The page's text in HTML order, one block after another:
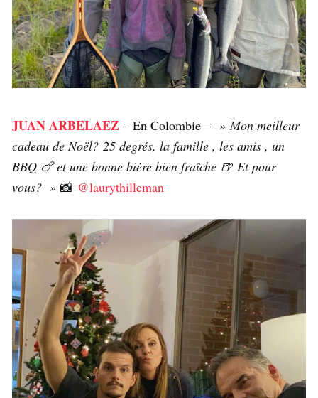
JUAN ARBELAEZ – En Colombie – »Mon meilleur
cadeau de Noël? 25 degrés, la famille , les amis , un
BBQ 🍗 et une bonne bière bien fraîche 🍺 Et pour
vous? » 📸 @laurythilleman